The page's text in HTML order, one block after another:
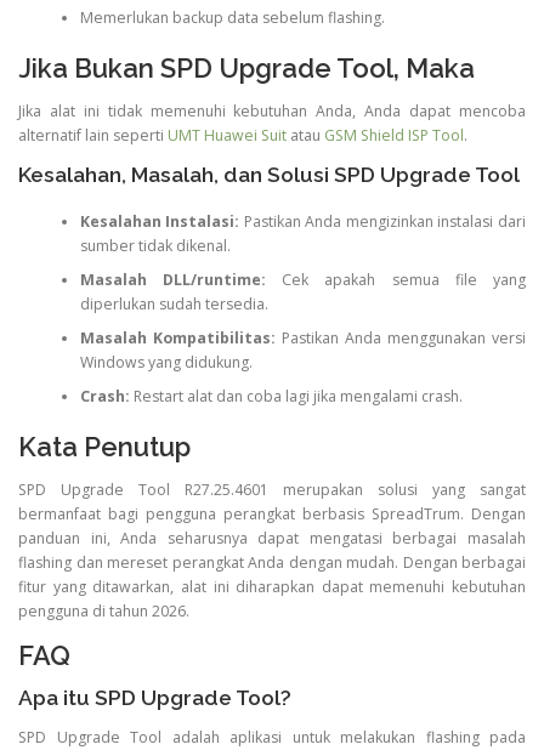
Memerlukan backup data sebelum flashing.
Jika Bukan SPD Upgrade Tool, Maka
Jika alat ini tidak memenuhi kebutuhan Anda, Anda dapat mencoba
alternatif lain seperti UMT Huawei Suit atau GSM Shield ISP Tool.
Kesalahan, Masalah, dan Solusi SPD Upgrade Tool
Kesalahan Instalasi: Pastikan Anda mengizinkan instalasi dari
sumber tidak dikenal.
Masalah DLL/runtime: Cek apakah semua file yang
diperlukan sudah tersedia.
Masalah Kompatibilitas: Pastikan Anda menggunakan versi
Windows yang didukung.
Crash: Restart alat dan coba lagi jika mengalami crash.
Kata Penutup
SPD Upgrade Tool R27.25.4601 merupakan solusi yang sangat
bermanfaat bagi pengguna perangkat berbasis SpreadTrum. Dengan
panduan ini, Anda seharusnya dapat mengatasi berbagai masalah
flashing dan mereset perangkat Anda dengan mudah. Dengan berbagai
fitur yang ditawarkan, alat ini diharapkan dapat memenuhi kebutuhan
pengguna di tahun 2026.
FAQ
Apa itu SPD Upgrade Tool?
SPD Upgrade Tool adalah aplikasi untuk melakukan flashing pada